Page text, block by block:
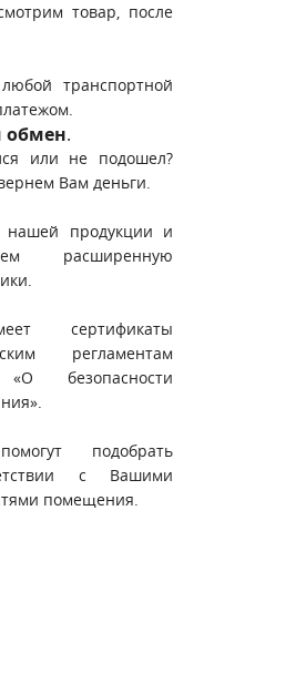
товар, после
транспортной
обмен.
или не подошел?
Вам деньги.
продукции и
расширенную
сертификаты
регламентам
безопасности
подобрать
с Вашими
помещения.